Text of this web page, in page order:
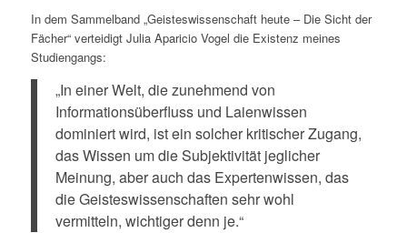
In dem Sammelband „Geisteswissenschaft heute – Die Sicht der
Fächer“ verteidigt Julia Aparicio Vogel die Existenz meines
Studiengangs:
„In einer Welt, die zunehmend von
Informationsüberfluss und Laienwissen
dominiert wird, ist ein solcher kritischer Zugang,
das Wissen um die Subjektivität jeglicher
Meinung, aber auch das Expertenwissen, das
die Geisteswissenschaften sehr wohl
vermitteln, wichtiger denn je.“